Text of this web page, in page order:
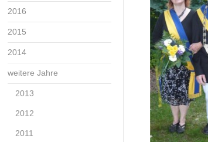
2016
2015
2014
weitere Jahre
2013
2012
2011